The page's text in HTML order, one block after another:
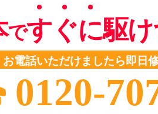
ですぐに駆
電話いただけましたら即日
0120-